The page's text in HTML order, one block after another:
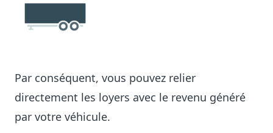
Par conséquent, vous pouvez relier
directement les loyers avec le revenu généré
par votre véhicule.